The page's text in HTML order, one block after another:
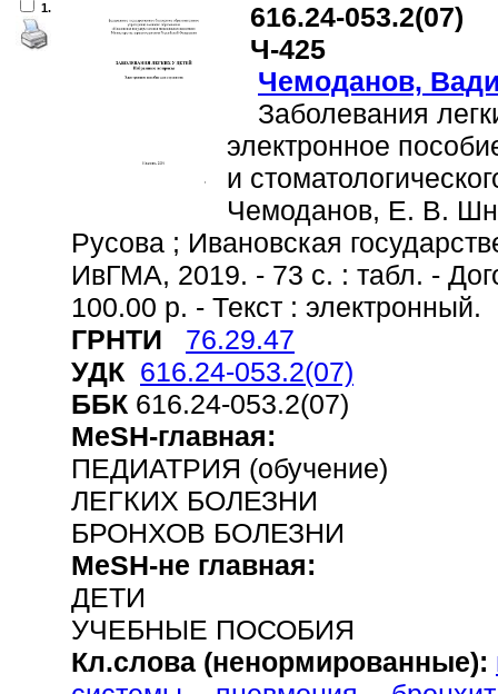
1.
616.24-053.2(07)
Ч-425
Чемоданов,
Заболевания
электронное
и
Чемоданов, Е. В.
Русова ; Ивановская
ИвГМА, 2019. - 73 с. : табл. -
100.00 р. - Текст : электронный.
ГРНТИ
76.29.47
УДК 616.24-053.2(07)
ББК 616.24-053.2(07)
MeSH-главная:
ПЕДИАТРИЯ (обучение)
ЛЕГКИХ БОЛЕЗНИ
БРОНХОВ БОЛЕЗНИ
MeSH-не главная:
ДЕТИ
УЧЕБНЫЕ ПОСОБИЯ
Кл.слова (ненормированные):